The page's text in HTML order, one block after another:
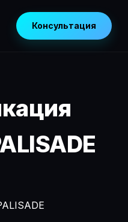
Консультация